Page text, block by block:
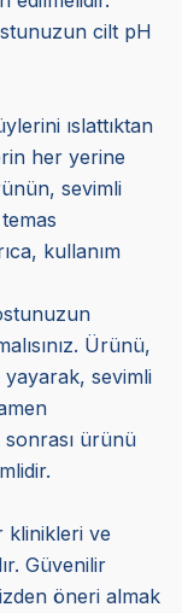
cilt pH
ıslattıktan
her yerine
sevimli
kullanım
Ürünü,
sevimli
sonrası ürünü
klinikleri ve
Güvenilir
öneri almak